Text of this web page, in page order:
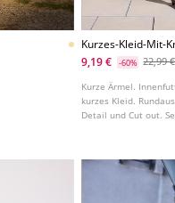
Kurzes-Kleid-Mit-
Schlitz
9,19 € -60% 22,99 €
Kurze Ärmel.
kurzes Kleid.
Detail und Cut out.